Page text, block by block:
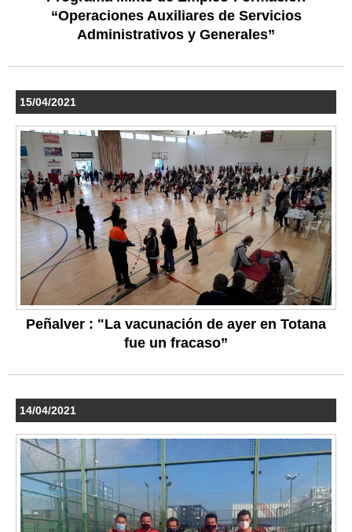
“Operaciones Auxiliares de Servicios
Administrativos y Generales”
15/04/2021
Peñalver : "La vacunación de ayer en Totana
fue un fracaso”
14/04/2021